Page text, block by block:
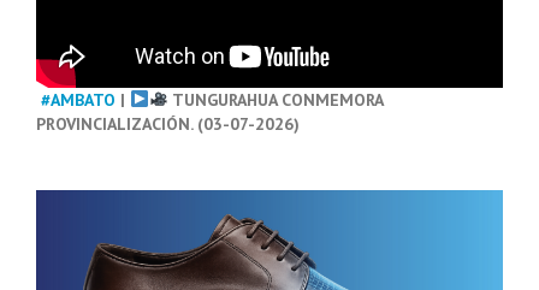
#AMBATO |
TUNGURAHUA CONMEMORA
PROVINCIALIZACIÓN. (03-07-2026)